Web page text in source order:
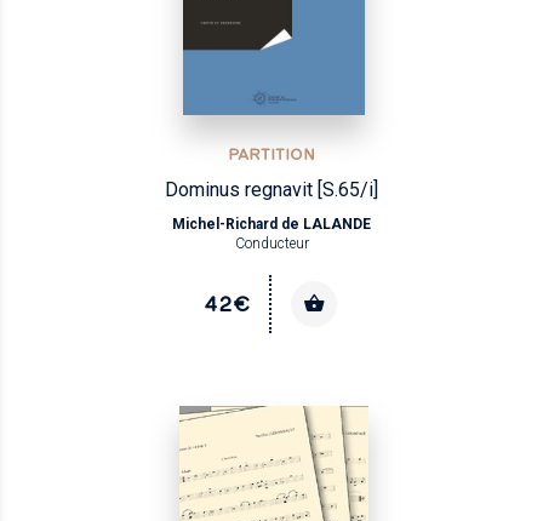
PARTITION
Dominus regnavit [S.65/i]
Michel-Richard de LALANDE
Conducteur
42€